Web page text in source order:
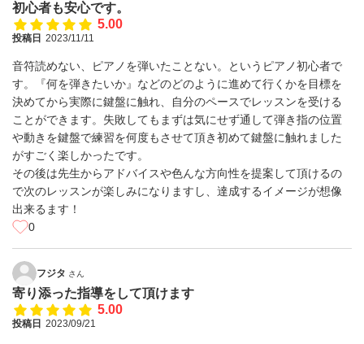
初心者も安心です。
5.00
投稿日 2023/11/11
音符読めない、ピアノを弾いたことない。というピアノ初心者で
す。『何を弾きたいか』などのどのように進めて行くかを目標を
決めてから実際に鍵盤に触れ、自分のペースでレッスンを受ける
ことができます。失敗してもまずは気にせず通して弾き指の位置
や動きを鍵盤で練習を何度もさせて頂き初めて鍵盤に触れました
がすごく楽しかったです。
その後は先生からアドバイスや色んな方向性を提案して頂けるの
で次のレッスンが楽しみになりますし、達成するイメージが想像
出来るます！
0
フジタ さん
寄り添った指導をして頂けます
5.00
投稿日 2023/09/21